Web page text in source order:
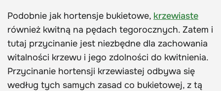
Podobnie jak hortensje bukietowe, krzewiaste
również kwitną na pędach tegorocznych. Zatem i
tutaj przycinanie jest niezbędne dla zachowania
witalności krzewu i jego zdolności do kwitnienia.
Przycinanie hortensji krzewiastej odbywa się
według tych samych zasad co bukietowej, z tą